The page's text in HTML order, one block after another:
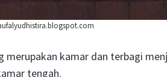
merupakan kamar dan terbagi
tengah.